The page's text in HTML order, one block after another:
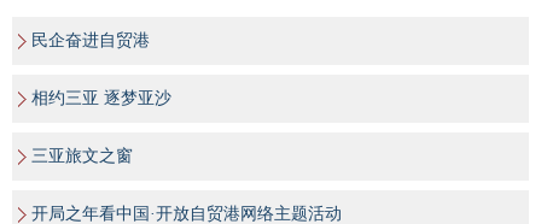
民企奋进自贸港
相约三亚 逐梦亚沙
三亚旅文之窗
开局之年看中国·开放自贸港网络主题活动